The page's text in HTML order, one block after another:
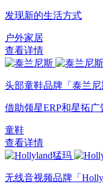
发现新的生活方式
户外家居
查看详情
头部童鞋品牌「泰兰
借助领星ERP和星拓
童鞋
查看详情
无线音视频品牌「